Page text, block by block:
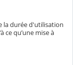
la durée d'utilisation
ce qu’une mise à